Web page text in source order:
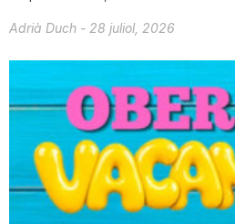
Adrià Duch - 28 juliol, 2026